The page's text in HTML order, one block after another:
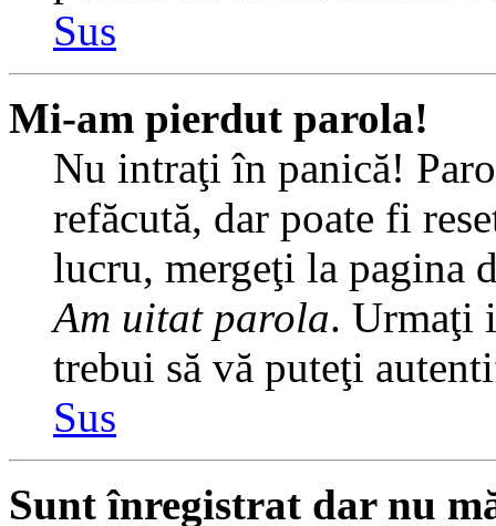
Sus
Mi-am pierdut parola!
Nu intraţi în panică!
refăcută, dar poate fi
lucru, mergeţi la pagina
Am uitat parola. Urmaţi
trebui să vă puteţi
Sus
Sunt înregistrat dar nu